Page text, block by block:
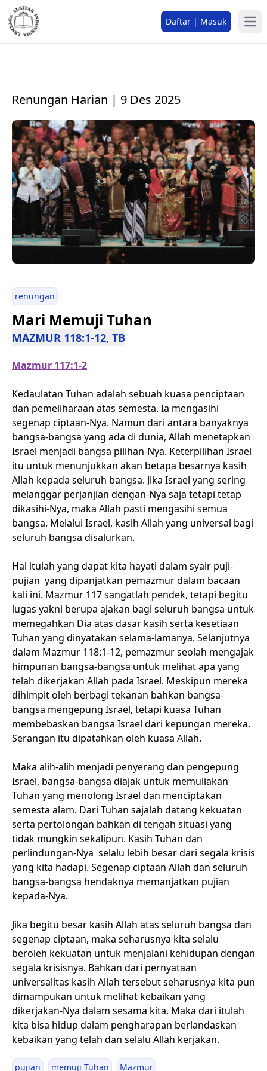
Daftar | Masuk
Renungan Harian | 9 Des 2025
renungan
Mari Memuji Tuhan
MAZMUR 118:1-12, TB
Mazmur 117:1-2
Kedaulatan Tuhan adalah sebuah kuasa penciptaan
dan pemeliharaan atas semesta. Ia mengasihi
segenap ciptaan-Nya. Namun dari antara banyaknya
bangsa-bangsa yang ada di dunia, Allah menetapkan
Israel menjadi bangsa pilihan-Nya. Keterpilihan Israel
itu untuk menunjukkan akan betapa besarnya kasih
Allah kepada seluruh bangsa. Jika Israel yang sering
melanggar perjanjian dengan-Nya saja tetapi tetap
dikasihi-Nya, maka Allah pasti mengasihi semua
bangsa. Melalui Israel, kasih Allah yang universal bagi
seluruh bangsa disalurkan.
Hal itulah yang dapat kita hayati dalam syair puji-
pujian yang dipanjatkan pemazmur dalam bacaan
kali ini. Mazmur 117 sangatlah pendek, tetapi begitu
lugas yakni berupa ajakan bagi seluruh bangsa untuk
memegahkan Dia atas dasar kasih serta kesetiaan
Tuhan yang dinyatakan selama-lamanya. Selanjutnya
dalam Mazmur 118:1-12, pemazmur seolah mengajak
himpunan bangsa-bangsa untuk melihat apa yang
telah dikerjakan Allah pada Israel. Meskipun mereka
dihimpit oleh berbagi tekanan bahkan bangsa-
bangsa mengepung Israel, tetapi kuasa Tuhan
membebaskan bangsa Israel dari kepungan mereka.
Serangan itu dipatahkan oleh kuasa Allah.
Maka alih-alih menjadi penyerang dan pengepung
Israel, bangsa-bangsa diajak untuk memuliakan
Tuhan yang menolong Israel dan menciptakan
semesta alam. Dari Tuhan sajalah datang kekuatan
serta pertolongan bahkan di tengah situasi yang
tidak mungkin sekalipun. Kasih Tuhan dan
perlindungan-Nya selalu lebih besar dari segala krisis
yang kita hadapi. Segenap ciptaan Allah dan seluruh
bangsa-bangsa hendaknya memanjatkan pujian
kepada-Nya.
Jika begitu besar kasih Allah atas seluruh bangsa dan
segenap ciptaan, maka seharusnya kita selalu
beroleh kekuatan untuk menjalani kehidupan dengan
segala krisisnya. Bahkan dari pernyataan
universalitas kasih Allah tersebut seharusnya kita pun
dimampukan untuk melihat kebaikan yang
dikerjakan-Nya dalam sesama kita. Maka dari itulah
kita bisa hidup dalam pengharapan berlandaskan
kebaikan yang telah dan selalu Allah kerjakan.
pujian memuji Tuhan Mazmur